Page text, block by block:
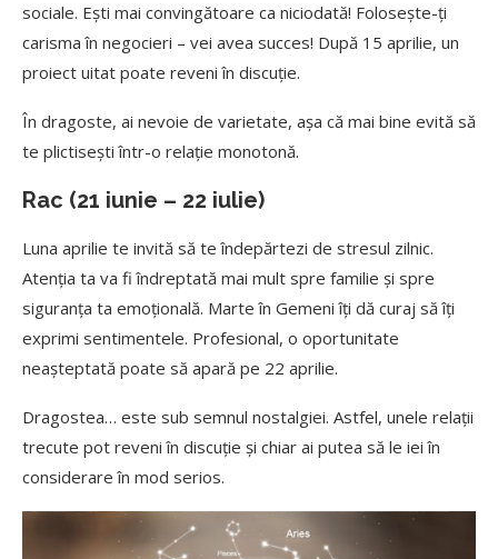
sociale. Ești mai convingătoare ca niciodată! Folosește-ți
carisma în negocieri – vei avea succes! După 15 aprilie, un
proiect uitat poate reveni în discuție.
În dragoste, ai nevoie de varietate, așa că mai bine evită să
te plictisești într-o relație monotonă.
Rac (21 iunie – 22 iulie)
Luna aprilie te invită să te îndepărtezi de stresul zilnic.
Atenția ta va fi îndreptată mai mult spre familie și spre
siguranța ta emoțională. Marte în Gemeni îți dă curaj să îți
exprimi sentimentele. Profesional, o oportunitate
neașteptată poate să apară pe 22 aprilie.
Dragostea… este sub semnul nostalgiei. Astfel, unele relații
trecute pot reveni în discuție și chiar ai putea să le iei în
considerare în mod serios.